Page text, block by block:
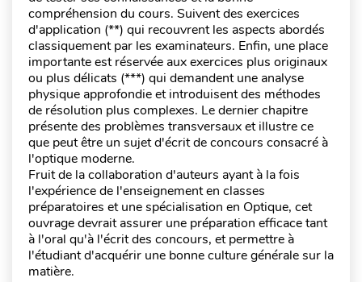
compréhension du cours. Suivent des exercices
d'application (**) qui recouvrent les aspects abordés
classiquement par les examinateurs. Enfin, une place
importante est réservée aux exercices plus originaux
ou plus délicats (***) qui demandent une analyse
physique approfondie et introduisent des méthodes
de résolution plus complexes. Le dernier chapitre
présente des problèmes transversaux et illustre ce
que peut être un sujet d'écrit de concours consacré à
l'optique moderne.
Fruit de la collaboration d'auteurs ayant à la fois
l'expérience de l'enseignement en classes
préparatoires et une spécialisation en Optique, cet
ouvrage devrait assurer une préparation efficace tant
à l'oral qu'à l'écrit des concours, et permettre à
l'étudiant d'acquérir une bonne culture générale sur la
matière.